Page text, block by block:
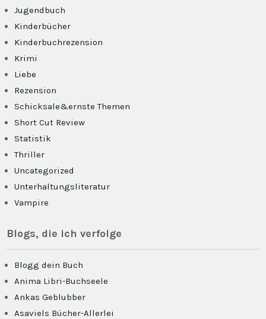
Jugendbuch
Kinderbücher
Kinderbuchrezension
Krimi
Liebe
Rezension
Schicksale&ernste Themen
Short Cut Review
Statistik
Thriller
Uncategorized
Unterhaltungsliteratur
Vampire
Blogs, die ich verfolge
Blogg dein Buch
Anima Libri-Buchseele
Ankas Geblubber
Asaviels Bücher-Allerlei